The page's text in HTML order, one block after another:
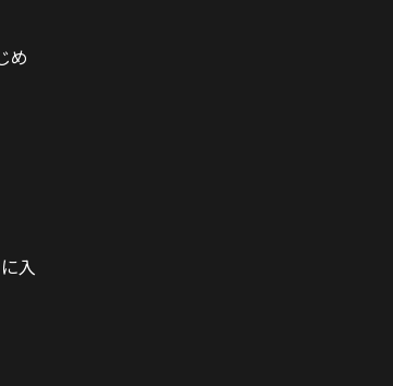
め
入